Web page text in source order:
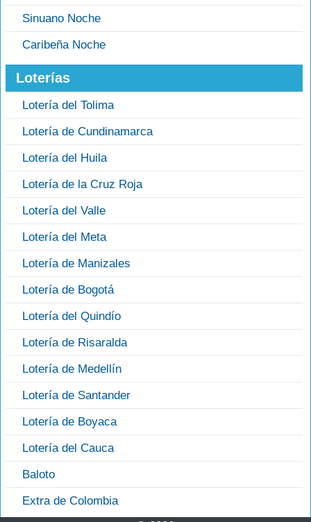
Sinuano Noche
Caribeña Noche
Loterías
Lotería del Tolima
Lotería de Cundinamarca
Lotería del Huila
Lotería de la Cruz Roja
Lotería del Valle
Lotería del Meta
Lotería de Manizales
Lotería de Bogotá
Lotería del Quindío
Lotería de Risaralda
Lotería de Medellín
Lotería de Santander
Lotería de Boyaca
Lotería del Cauca
Baloto
Extra de Colombia